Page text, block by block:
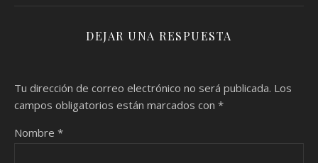
DEJAR UNA RESPUESTA
Tu dirección de correo electrónico no será publicada. Los
campos obligatorios están marcados con *
Nombre *